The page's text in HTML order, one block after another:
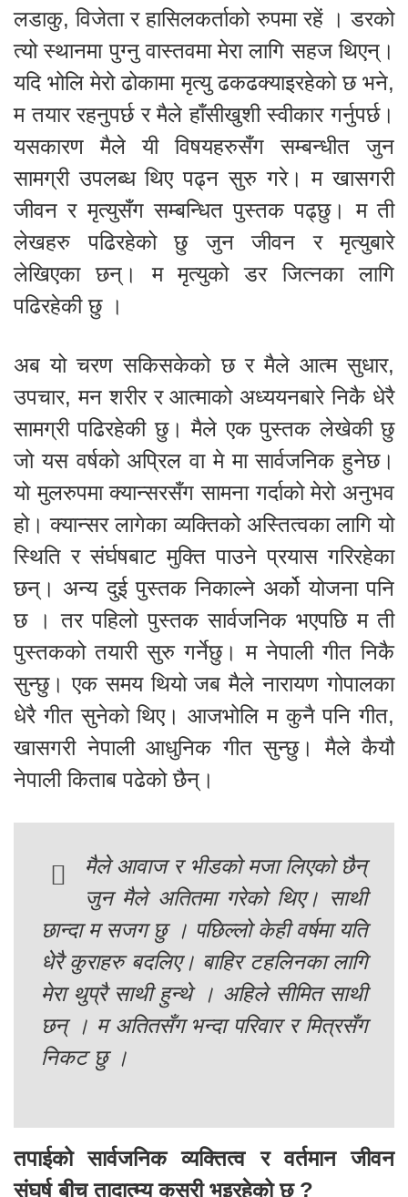
लडाकु, विजेता र हासिलकर्ताको रुपमा रहें । डरको
त्यो स्थानमा पुग्नु वास्तवमा मेरा लागि सहज थिएन्।
यदि भोलि मेरो ढोकामा मृत्यु ढकढक्याइरहेको छ भने,
म तयार रहनुपर्छ र मैले हाँसीखुशी स्वीकार गर्नुपर्छ।
यसकारण मैले यी विषयहरुसँग सम्बन्धीत जुन
सामग्री उपलब्ध थिए पढ्न सुरु गरे। म खासगरी
जीवन र मृत्युसँग सम्बन्धित पुस्तक पढ्छु। म ती
लेखहरु पढिरहेको छु जुन जीवन र मृत्युबारे
लेखिएका छन्। म मृत्युको डर जित्नका लागि
पढिरहेकी छु ।
अब यो चरण सकिसकेको छ र मैले आत्म सुधार,
उपचार, मन शरीर र आत्माको अध्ययनबारे निकै धेरै
सामग्री पढिरहेकी छु। मैले एक पुस्तक लेखेकी छु
जो यस वर्षको अप्रिल वा मे मा सार्वजनिक हुनेछ।
यो मुलरुपमा क्यान्सरसँग सामना गर्दाको मेरो अनुभव
हो। क्यान्सर लागेका व्यक्तिको अस्तित्वका लागि यो
स्थिति र संर्घषबाट मुक्ति पाउने प्रयास गरिरहेका
छन्। अन्य दुई पुस्तक निकाल्ने अर्को योजना पनि
छ । तर पहिलो पुस्तक सार्वजनिक भएपछि म ती
पुस्तकको तयारी सुरु गर्नेछु। म नेपाली गीत निकै
सुन्छु। एक समय थियो जब मैले नारायण गोपालका
धेरै गीत सुनेको थिए। आजभोलि म कुनै पनि गीत,
खासगरी नेपाली आधुनिक गीत सुन्छु। मैले कैयौ
नेपाली किताब पढेको छैन्।
मैले आवाज र भीडको मजा लिएको छैन्
जुन मैले अतितमा गरेको थिए। साथी
छान्दा म सजग छु । पछिल्लो केही वर्षमा यति
धेरै कुराहरु बदलिए। बाहिर टहलिनका लागि
मेरा थुप्रै साथी हुन्थे । अहिले सीमित साथी
छन् । म अतितसँग भन्दा परिवार र मित्रसँग
निकट छु ।
तपाईको सार्वजनिक व्यक्तित्व र वर्तमान जीवन
संघर्ष बीच तादात्म्य कसरी भइरहेको छ ?